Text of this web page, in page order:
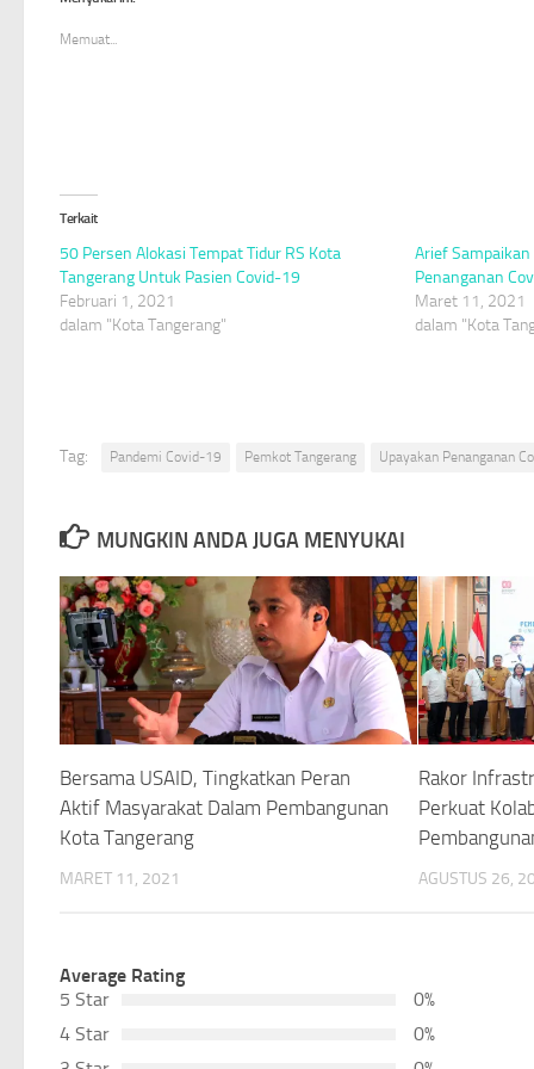
jendela
baru)
Memuat...
Terkait
50 Persen Alokasi Tempat Tidur RS Kota
Tangerang Untuk Pasien Covid-19
Februari 1, 2021
dalam "Kota Tangerang"
Arief
Penanganan
Maret 11, 2021
dalam "Kota
Tag: Pandemi Covid-19 Pemkot Tangerang Upayakan Penanganan
MUNGKIN ANDA JUGA MENYUKAI
Bersama USAID, Tingkatkan Peran
Aktif Masyarakat Dalam Pembangunan
Kota Tangerang
MARET 11, 2021
Rakor
Perkuat
AGUSTUS 26,
Average Rating
5 Star
0%
4 Star
0%